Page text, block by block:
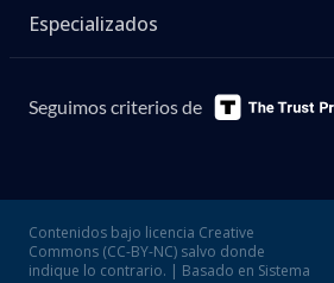
Especializados
Seguimos criterios de
Contenidos bajo licencia Creative
Commons (CC-BY-NC) salvo donde
indique lo contrario. | Basado en Sistema